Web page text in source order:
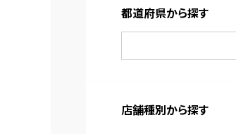
都道府県から探す
店舗種別から探す